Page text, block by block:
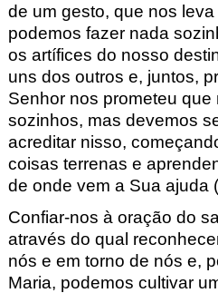
de um gesto, que nos
podemos fazer nada
os artífices do nosso
uns dos outros e, juntos,
Senhor nos prometeu
sozinhos, mas devemos
acreditar nisso,
coisas terrenas e
de onde vem a Sua ajuda (
Confiar-nos à oração do
através do qual
nós e em torno de nós e,
Maria, podemos cultivar